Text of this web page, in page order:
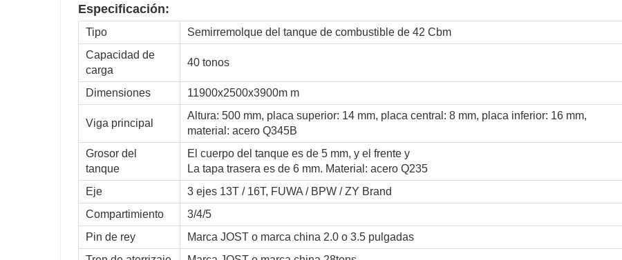
Especificación:
Tipo
Semirremolque del tanque de combustible de 42 Cbm
Capacidad de
carga
40 tonos
Dimensiones 11900x2500x3900m m
Viga principal
Altura: 500 mm, placa superior: 14 mm, placa central: 8 mm, placa inferior: 16 mm,
material: acero Q345B
Grosor del
tanque
El cuerpo del tanque es de 5 mm, y el frente y
La tapa trasera es de 6 mm. Material: acero Q235
Eje
3 ejes 13T / 16T, FUWA / BPW / ZY Brand
Compartimiento
3/4/5
Pin de rey
Marca JOST o marca china 2.0 o 3.5 pulgadas